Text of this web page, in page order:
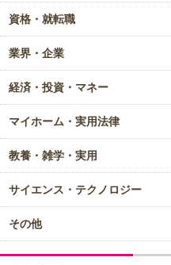
資格・就転職
業界・企業
経済・投資・マネー
マイホーム・実用法律
教養・雑学・実用
サイエンス・テクノロジー
その他